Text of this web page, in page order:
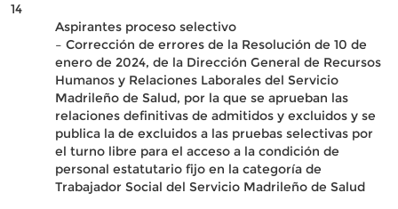
14
Aspirantes proceso selectivo
– Corrección de errores de la Resolución de 10 de
enero de 2024, de la Dirección General de Recursos
Humanos y Relaciones Laborales del Servicio
Madrileño de Salud, por la que se aprueban las
relaciones definitivas de admitidos y excluidos y se
publica la de excluidos a las pruebas selectivas por
el turno libre para el acceso a la condición de
personal estatutario fijo en la categoría de
Trabajador Social del Servicio Madrileño de Salud